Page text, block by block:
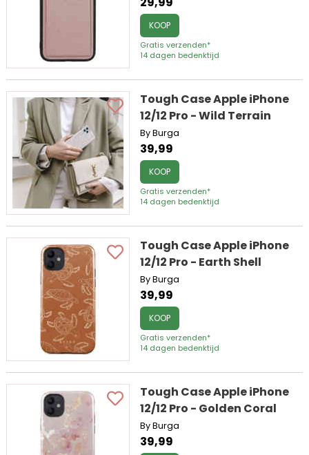
KOOP
Gratis verzenden*
14 dagen bedenktijd
Tough Case Apple iPhone
12/12 Pro - Wild Terrain
By Burga
39,99
KOOP
Gratis verzenden*
14 dagen bedenktijd
Tough Case Apple iPhone
12/12 Pro - Earth Shell
By Burga
39,99
KOOP
Gratis verzenden*
14 dagen bedenktijd
Tough Case Apple iPhone
12/12 Pro - Golden Coral
By Burga
39,99